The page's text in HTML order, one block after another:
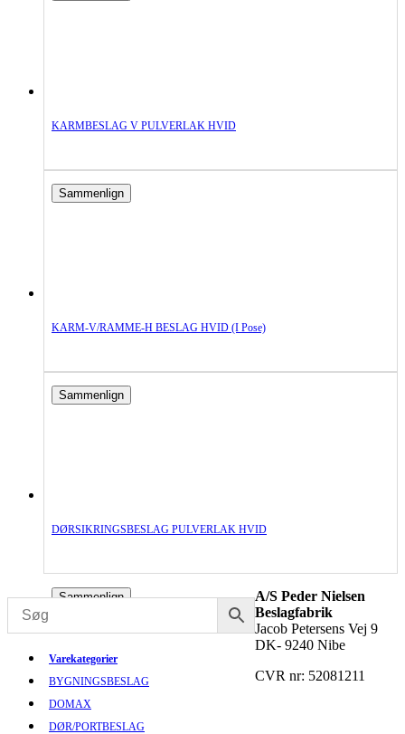
KARMBESLAG V PULVERLAK HVID
Sammenlign
KARM-V/RAMME-H BESLAG HVID (i Pose)
Sammenlign
DØRSIKRINGSBESLAG PULVERLAK HVID
Sammenlign
Varekategorier
BYGNINGSBESLAG
DOMAX
DØR/PORTBESLAG
A/S Peder Nielsen
Beslagfabrik
Jacob Petersens Vej 9
DK- 9240 Nibe
CVR nr: 52081211